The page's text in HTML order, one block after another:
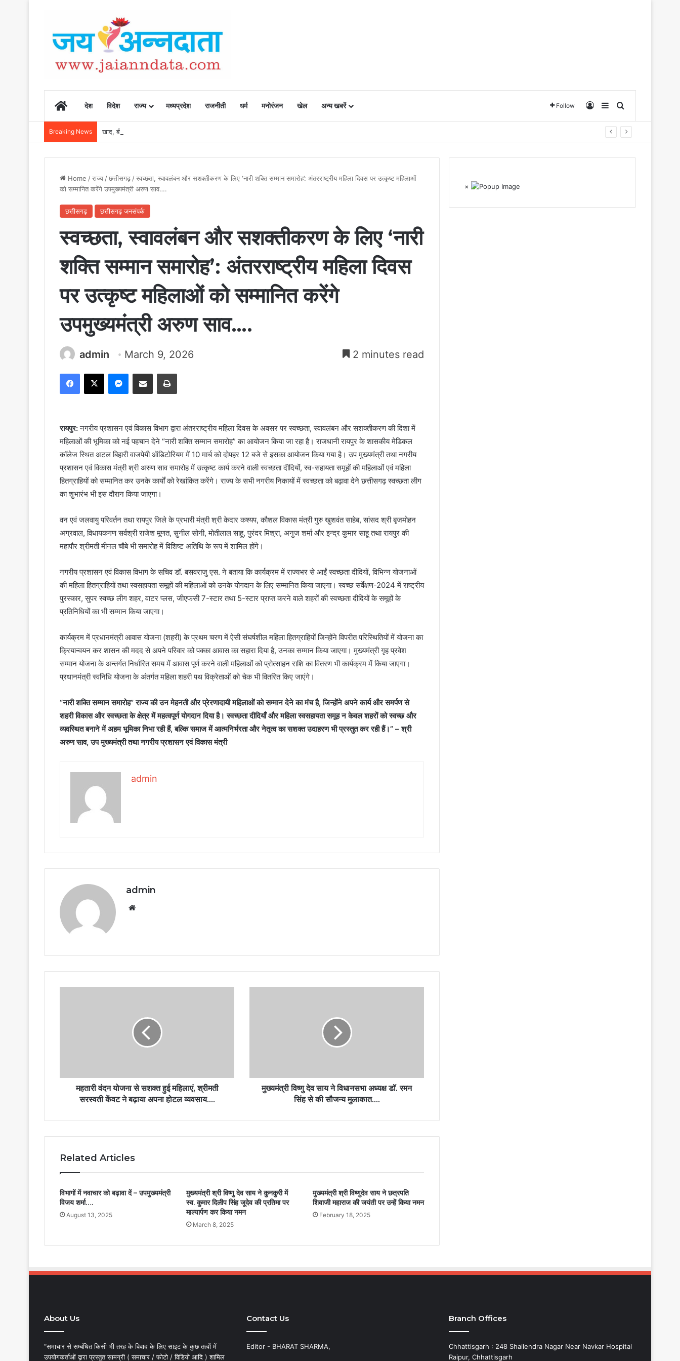
Homeदेश विदेश राज्य मध्यप्रदेश राजनीती धर्म मनोरंजन खेल अन्य खबरें Follow Log InSidebarSearch for
Breaking News खाद, बीज और उर्वरकों की समय पर उपलब्धता से किसानों में उत्साह, नैनो डीएपी और नैनो यूरिया बने किसानों के भरोसेमंद कृषि साथी…..
Home /राज्य/छत्तीसगढ़/स्वच्छता, स्वावलंबन और सशक्तीकरण के लिए ‘नारी शक्ति सम्मान समारोह’: अंतरराष्ट्रीय महिला दिवस पर उत्कृष्ट महिलाओं
को सम्मानित करेंगे उपमुख्यमंत्री अरुण साव….
छत्तीसगढ़ छत्तीसगढ़ जनसंपर्क
स्वच्छता, स्वावलंबन और सशक्तीकरण के लिए ‘नारी
शक्ति सम्मान समारोह’: अंतरराष्ट्रीय महिला दिवस
पर उत्कृष्ट महिलाओं को सम्मानित करेंगे
उपमुख्यमंत्री अरुण साव….
admin March 9, 2026 2 minutes read
Facebook
X Messenger
Share via Email Print
रायपुर:नगरीय प्रशासन एवं विकास विभाग द्वारा अंतरराष्ट्रीय महिला दिवस के अवसर पर स्वच्छता, स्वावलंबन और सशक्तीकरण की दिशा में
महिलाओं की भूमिका को नई पहचान देने “नारी शक्ति सम्मान समारोह” का आयोजन किया जा रहा है। राजधानी रायपुर के शासकीय मेडिकल
कॉलेज स्थित अटल बिहारी वाजपेयी ऑडिटोरियम में 10 मार्च को दोपहर 12 बजे से इसका आयोजन किया गया है। उप मुख्यमंत्री तथा नगरीय
प्रशासन एवं विकास मंत्री श्री अरुण साव समारोह में उत्कृष्ट कार्य करने वाली स्वच्छता दीदियों, स्व-सहायता समूहों की महिलाओं एवं महिला
हितग्राहियों को सम्मानित कर उनके कार्यों को रेखांकित करेंगे। राज्य के सभी नगरीय निकायों में स्वच्छता को बढ़ावा देने छत्तीसगढ़ स्वच्छता लीग
का शुभारंभ भी इस दौरान किया जाएगा।
वन एवं जलवायु परिवर्तन तथा रायपुर जिले के प्रभारी मंत्री श्री केदार कश्यप, कौशल विकास मंत्री गुरु खुशवंत साहेब, सांसद श्री बृजमोहन
अग्रवाल, विधायकगण सर्वश्री राजेश मूणत, सुनील सोनी, मोतीलाल साहू, पुरंदर मिश्रा, अनुज शर्मा और इन्द्र कुमार साहू तथा रायपुर की
महापौर श्रीमती मीनल चौबे भी समारोह में विशिष्ट अतिथि के रूप में शामिल होंगे।
नगरीय प्रशासन एवं विकास विभाग के सचिव डॉ. बसवराजु एस. ने बताया कि कार्यक्रम में राज्यभर से आईं स्वच्छता दीदियों, विभिन्न योजनाओं
की महिला हितग्राहियों तथा स्वसहायता समूहों की महिलाओं को उनके योगदान के लिए सम्मानित किया जाएगा। स्वच्छ सर्वेक्षण-2024 में राष्ट्रीय
पुरस्कार, सुपर स्वच्छ लीग शहर, वाटर प्लस, जीएफसी 7-स्टार तथा 5-स्टार प्राप्त करने वाले शहरों की स्वच्छता दीदियों के समूहों के
प्रतिनिधियों का भी सम्मान किया जाएगा।
कार्यक्रम में प्रधानमंत्री आवास योजना (शहरी) के प्रथम चरण में ऐसी संघर्षशील महिला हितग्राहियों जिन्होंने विपरीत परिस्थितियों में योजना का
क्रियान्वयन कर शासन की मदद से अपने परिवार को पक्का आवास का सहारा दिया है, उनका सम्मान किया जाएगा। मुख्यमंत्री गृह प्रवेश
सम्मान योजना के अन्तर्गत निर्धारित समय में आवास पूर्ण करने वाली महिलाओं को प्रोत्साहन राशि का वितरण भी कार्यक्रम में किया जाएगा।
प्रधानमंत्री स्वनिधि योजना के अंतर्गत महिला शहरी पथ विक्रेताओं को चेक भी वितरित किए जाएंगे।
“नारी शक्ति सम्मान समारोह” राज्य की उन मेहनती और प्रेरणादायी महिलाओं को सम्मान देने का मंच है, जिन्होंने अपने कार्य और समर्पण से
शहरी विकास और स्वच्छता के क्षेत्र में महत्वपूर्ण योगदान दिया है। स्वच्छता दीदियाँ और महिला स्वसहायता समूह न केवल शहरों को स्वच्छ और
व्यवस्थित बनाने में अहम भूमिका निभा रही हैं, बल्कि समाज में आत्मनिर्भरता और नेतृत्व का सशक्त उदाहरण भी प्रस्तुत कर रही हैं।” – श्री
अरुण साव, उप मुख्यमंत्री तथा नगरीय प्रशासन एवं विकास मंत्री
admin
admin
महतारी वंदन योजना से सशक्त हुई महिलाएं, श्रीमती
सरस्वती केंवट ने बढ़ाया अपना होटल व्यवसाय….
मुख्यमंत्री विष्णु देव साय ने विधानसभा अध्यक्ष डॉ. रमन
सिंह से की सौजन्य मुलाकात….
Related Articles
विभागों में नवाचार को बढ़ावा दें – उपमुख्यमंत्री
विजय शर्मा….
August 13, 2025
मुख्यमंत्री श्री विष्णु देव साय ने कुनकुरी में
स्व. कुमार दिलीप सिंह जूदेव की प्रतिमा पर
माल्यार्पण कर किया नमन
March 8, 2025
मुख्यमंत्री श्री विष्णुदेव साय ने छत्रपति
शिवाजी महाराज की जयंती पर उन्हें किया नमन
February 18, 2025
×
About Us
“समाचार से सम्बंधित किसी भी तरह के विवाद के लिए साइट के कुछ तत्वों में
उपयोगकर्ताओं द्वारा प्रस्तुत सामग्री ( समाचार / फोटो / विडियो आदि ) शामिल
Contact Us
Editor - BHARAT SHARMA,
Branch Offices
Chhattisgarh : 248 Shailendra Nagar Near Navkar Hospital
Raipur, Chhattisgarh